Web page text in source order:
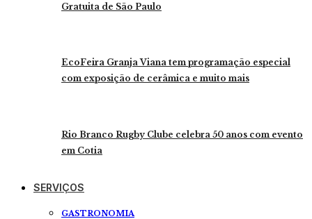
Gratuita de São Paulo
EcoFeira Granja Viana tem programação especial
com exposição de cerâmica e muito mais
Rio Branco Rugby Clube celebra 50 anos com evento
em Cotia
SERVIÇOS
GASTRONOMIA